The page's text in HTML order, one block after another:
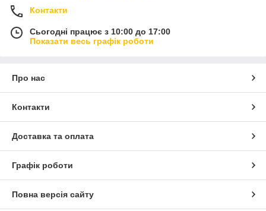
Контакти
Сьогодні працює з 10:00 до 17:00
Показати весь графік роботи
Про нас
Контакти
Доставка та оплата
Графік роботи
Повна версія сайту